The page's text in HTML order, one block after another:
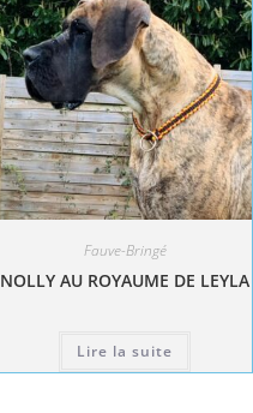
Fauve-Bringé
NOLLY AU ROYAUME DE LEYLA
Lire la suite